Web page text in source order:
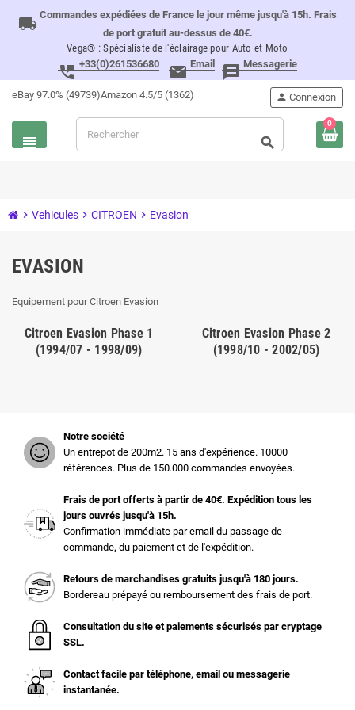
local_shipping Commandes expédiées de France le jour même jusqu'à 15h. Frais
de port gratuit au-dessus de 40€.
Vega® : Spécialiste de l'éclairage pour Auto et Moto
perm_phone_msg +33(0)261536680 email Email message Messagerie
eBay 97.0% (49739)Amazon 4.5/5 (1362)
view_headline
person Connexion
search
0
chevron_right Vehicules chevron_right CITROEN chevron_right Evasion
EVASION
Equipement pour Citroen Evasion
Citroen Evasion Phase 1
(1994/07 - 1998/09)
Citroen Evasion Phase 2
(1998/10 - 2002/05)
Notre société
Un entrepot de 200m2. 15 ans d'expérience. 10000
références. Plus de 150.000 commandes envoyées.
Frais de port offerts à partir de 40€. Expédition tous les
jours ouvrés jusqu'à 15h.
Confirmation immédiate par email du passage de
commande, du paiement et de l'expédition.
Retours de marchandises gratuits jusqu'à 180 jours.
Bordereau prépayé ou remboursement des frais de port.
Consultation du site et paiements sécurisés par cryptage
SSL.
Contact facile par téléphone, email ou messagerie
instantanée.